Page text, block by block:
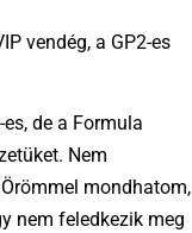
vendég, a GP2-es
de a Formula
Nem
mondhatom,
nem feledkezik meg